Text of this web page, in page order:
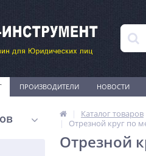
ПРОИЗВОДИТЕЛИ НОВОСТИ
Каталог товаров
Отрезной круг по
Отрезной